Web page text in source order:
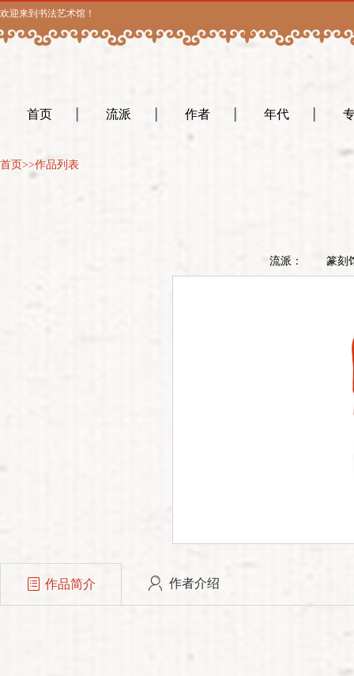
欢迎来到书法艺术馆！
首页 流派 作者 年代
首页>>作品列表
流派： 篆刻
作品简介 作者介绍